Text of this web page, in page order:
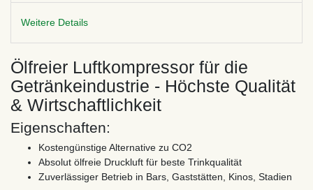
Weitere Details
Ölfreier Luftkompressor für die
Getränkeindustrie - Höchste Qualität
& Wirtschaftlichkeit
Eigenschaften:
Kostengünstige Alternative zu CO2
Absolut ölfreie Druckluft für beste Trinkqualität
Zuverlässiger Betrieb in Bars, Gaststätten, Kinos, Stadien